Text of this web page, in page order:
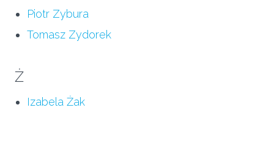
Piotr Zybura
Tomasz Zydorek
Ż
Izabela Żak